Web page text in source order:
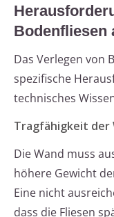
Bodenfliesen
Das Verlegen von
spezifische
technisches
Tragfähigkeit der
Die Wand muss
höhere Gewicht
Eine nicht
dass die Fliesen